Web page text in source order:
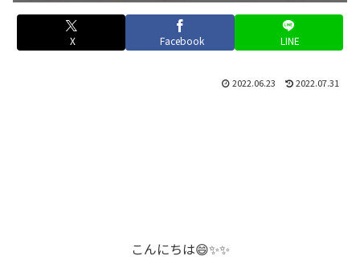
X Facebook LINE
2022.06.23 2022.07.31
こんにちは😄✨✨